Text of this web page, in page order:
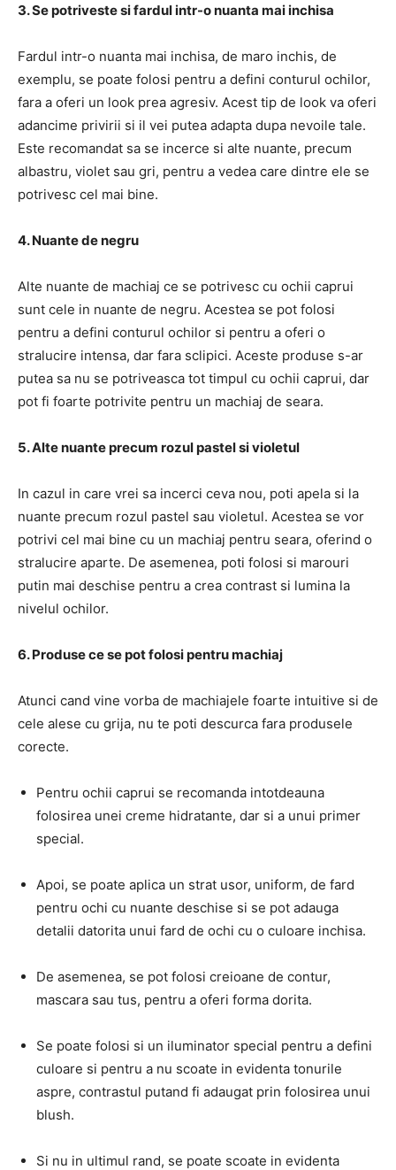
3. Se potriveste si fardul intr-o nuanta mai inchisa
Fardul intr-o nuanta mai inchisa, de maro inchis, de
exemplu, se poate folosi pentru a defini conturul ochilor,
fara a oferi un look prea agresiv. Acest tip de look va oferi
adancime privirii si il vei putea adapta dupa nevoile tale.
Este recomandat sa se incerce si alte nuante, precum
albastru, violet sau gri, pentru a vedea care dintre ele se
potrivesc cel mai bine.
4. Nuante de negru
Alte nuante de machiaj ce se potrivesc cu ochii caprui
sunt cele in nuante de negru. Acestea se pot folosi
pentru a defini conturul ochilor si pentru a oferi o
stralucire intensa, dar fara sclipici. Aceste produse s-ar
putea sa nu se potriveasca tot timpul cu ochii caprui, dar
pot fi foarte potrivite pentru un machiaj de seara.
5. Alte nuante precum rozul pastel si violetul
In cazul in care vrei sa incerci ceva nou, poti apela si la
nuante precum rozul pastel sau violetul. Acestea se vor
potrivi cel mai bine cu un machiaj pentru seara, oferind o
stralucire aparte. De asemenea, poti folosi si marouri
putin mai deschise pentru a crea contrast si lumina la
nivelul ochilor.
6. Produse ce se pot folosi pentru machiaj
Atunci cand vine vorba de machiajele foarte intuitive si de
cele alese cu grija, nu te poti descurca fara produsele
corecte.
Pentru ochii caprui se recomanda intotdeauna
folosirea unei creme hidratante, dar si a unui primer
special.
Apoi, se poate aplica un strat usor, uniform, de fard
pentru ochi cu nuante deschise si se pot adauga
detalii datorita unui fard de ochi cu o culoare inchisa.
De asemenea, se pot folosi creioane de contur,
mascara sau tus, pentru a oferi forma dorita.
Se poate folosi si un iluminator special pentru a defini
culoare si pentru a nu scoate in evidenta tonurile
aspre, contrastul putand fi adaugat prin folosirea unui
blush.
Si nu in ultimul rand, se poate scoate in evidenta